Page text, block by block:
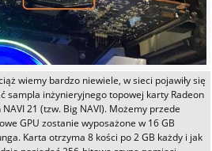
wiemy bardzo niewiele, w sieci pojawiły się
sampla inżynieryjnego topowej karty Radeon
21 (tzw. Big NAVI). Możemy przede
GPU zostanie wyposażone w 16 GB
Karta otrzyma 8 kości po 2 GB każdy i jak